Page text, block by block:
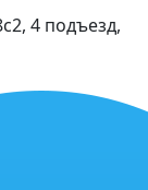
4 подъезд,